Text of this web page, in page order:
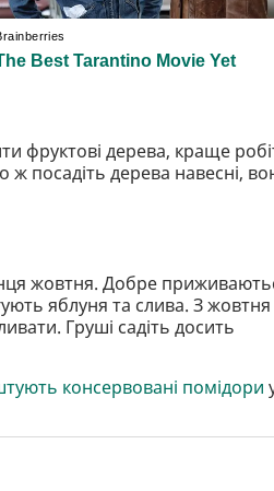
фруктові дерева, краще
посадіть дерева навесні,
жовтня. Добре
яблуня та слива. З жовтня
Груші садіть досить
консервовані помідори